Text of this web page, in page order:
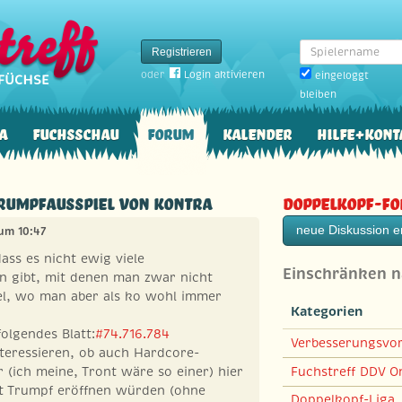
Registrieren
oder
Login aktivieren
Spielername
eingeloggt
bleiben
Fuchsschau Forum Kalender
von kontra
10:47
es nicht ewig viele
gibt, mit denen man zwar nicht
wo man aber als ko wohl immer
Blatt:#74.716.784
ob auch Hardcore-
(ich meine, Tront wäre so einer) hier
Trumpf eröffnen würden (ohne
Doppelkopf-
neue Diskussion
Einschränken
Kategorien
Fuchstreff DDV